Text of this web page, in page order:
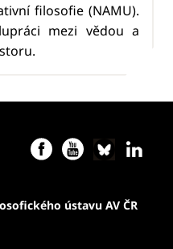
filosofie (NAMU).
mezi vědou a
ústavu AV ČR